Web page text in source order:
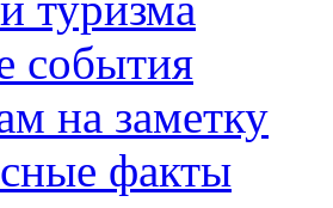
события
на заметку
факты